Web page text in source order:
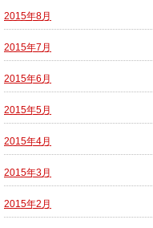
2015年8月
2015年7月
2015年6月
2015年5月
2015年4月
2015年3月
2015年2月